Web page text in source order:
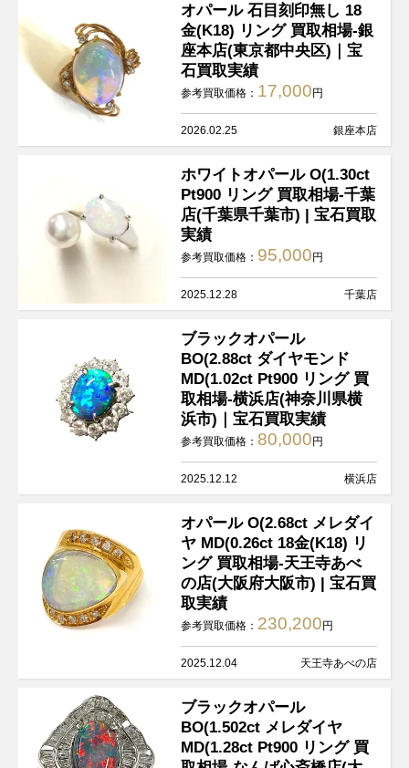
オパール 石目刻印無し 18
金(K18) リング 買取相場-銀
座本店(東京都中央区)｜宝
石買取実績
参考買取価格： 17,000 円
2026.02.25 銀座本店
ホワイトオパール O(1.30ct
Pt900 リング 買取相場-千葉
店(千葉県千葉市) | 宝石買取
実績
参考買取価格： 95,000 円
2025.12.28 千葉店
ブラックオパール
BO(2.88ct ダイヤモンド
MD(1.02ct Pt900 リング 買
取相場-横浜店(神奈川県横
浜市)｜宝石買取実績
参考買取価格： 80,000 円
2025.12.12 横浜店
オパール O(2.68ct メレダイ
ヤ MD(0.26ct 18金(K18) リ
ング 買取相場-天王寺あべ
の店(大阪府大阪市) | 宝石買
取実績
参考買取価格： 230,200 円
2025.12.04 天王寺あべの店
ブラックオパール
BO(1.502ct メレダイヤ
MD(1.28ct Pt900 リング 買